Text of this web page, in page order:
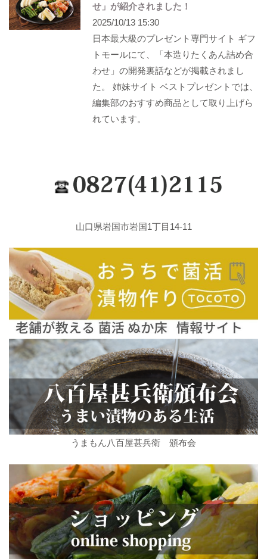
せ」が紹介されました！
2025/10/13 15:30
日本最大級のプレゼント専門サイト ギフ
トモールにて、「本造りたくあん詰め合
わせ」の開発裏話などが掲載されまし
た。 姉妹サイト ベストプレゼントでは、
編集部のおすすめ商品として取り上げら
れています。
山口県岩国市岩国1丁目14-11
うまもん八百屋甚兵衛 頒布会